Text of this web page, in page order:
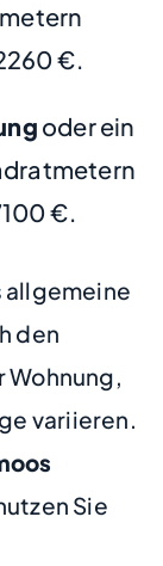
€.
oder ein
€.
allgemeine
den
variieren.
Sie